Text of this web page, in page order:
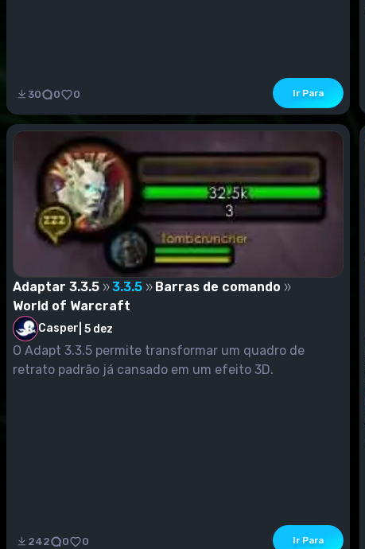
30 0 0 Ir Para
Adaptar 3.3.5 3.3.5
Barras de comando
World of Warcraft
Casper 5 dez
O Adapt 3.3.5 permite transformar um quadro de
retrato padrão já cansado em um efeito 3D.
242 0 0 Ir Para